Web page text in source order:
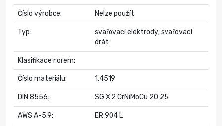
Číslo výrobce: Nelze použít
Typ:
svařovací elektrody; svařovací
drát
Klasifikace norem:
Číslo materiálu: 1,4519
DIN 8556: SG X 2 CrNiMoCu 20 25
AWS A-5.9: ER 904 L